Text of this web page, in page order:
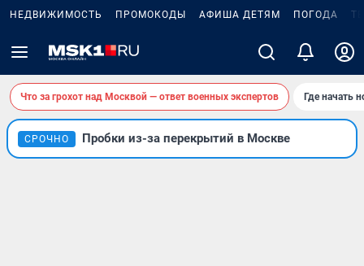
НЕДВИЖИМОСТЬ ПРОМОКОДЫ АФИША ДЕТЯМ ПОГОДА
Что за грохот над Москвой — ответ военных экспертов Где начать
СРОЧНО Пробки из-за перекрытий в Москве